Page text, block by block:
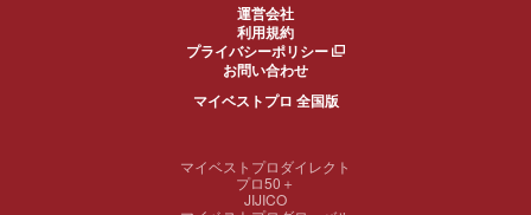
運営会社
利用規約
プライバシーポリシー
お問い合わせ
マイベストプロ 全国版
マイベストプロダイレクト
プロ50＋
JIJICO